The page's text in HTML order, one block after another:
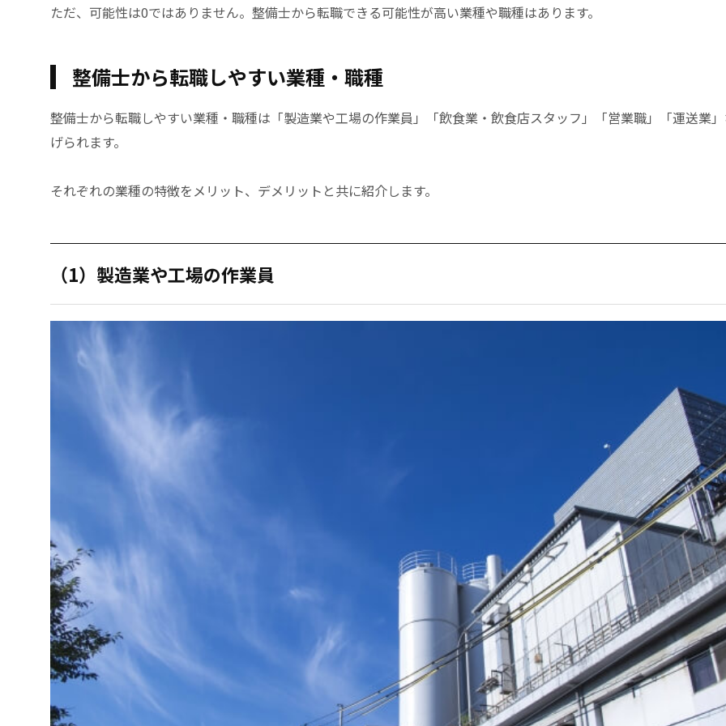
ただ、可能性は0ではありません。整備士から転職できる可能性が高い業種や職種はあります。
整備士から転職しやすい業種・職種
整備士から転職しやすい業種・職種は「製造業や工場の作業員」「飲食業・飲食店スタッフ」「営業職」「運送業
げられます。
それぞれの業種の特徴をメリット、デメリットと共に紹介します。
（1）製造業や工場の作業員